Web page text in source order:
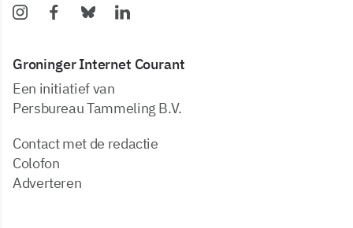
Groninger Internet Courant
Een initiatief van
Persbureau Tammeling B.V.
Contact met de redactie
Colofon
Adverteren